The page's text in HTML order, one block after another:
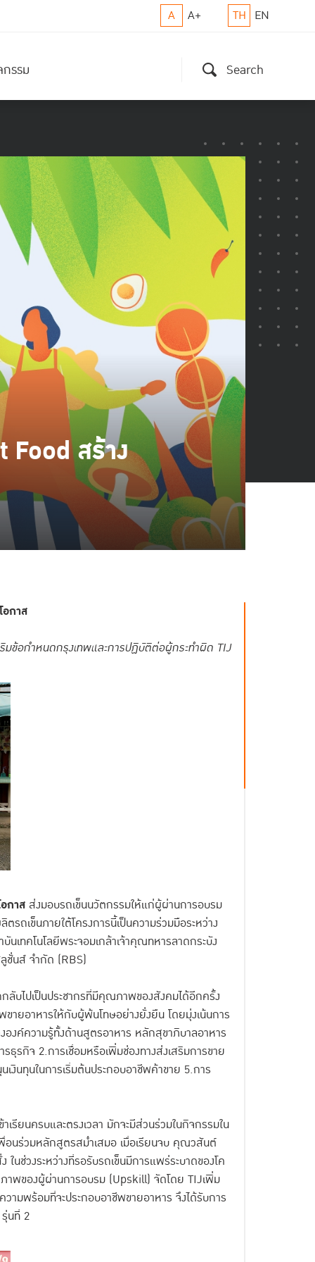
A A+ TH EN
รรม Search
สร้าง
อกาส
มข้อกำหนดกรุงเทพและการปฏิบัติต่อผู้กระทำผิด TIJ
กาส ส่งมอบรถเข็นนวัตกรรมให้แก่ผู้ผ่านการอบรม
เข็นภายใต้โครงการนี้เป็นความร่วมมือระหว่าง
เทคโนโลยีพระจอมเกล้าเจ้าคุณทหารลาดกระบัง
ชั่นส์ จำกัด (RBS)
ลับไปเป็นประชากรที่มีคุณภาพของสังคมได้อีกครั้ง
ายอาหารให้กับผู้พ้นโทษอย่างยั่งยืน โดยมุ่งเน้นการ
งค์ความรู้ทั้งด้านสูตรอาหาร หลักสุขาภิบาลอาหาร
รกิจ 2.การเชื่อมหรือเพิ่มช่องทางส่งเสริมการขาย
นทุนในการเริ่มต้นประกอบอาชีพค้าขาย 5.การ
ยนครบและตรงเวลา มักจะมีส่วนร่วมในกิจกรรมใน
นร่วมหลักสูตรสม่ำเสมอ เมื่อเรียนจบ คุณวสันต์
นช่วงระหว่างที่รอรับรถเข็นมีการแพร่ระบาดของโค
พของผู้ผ่านการอบรม (Upskill) จัดโดย TIJเพิ่ม
มพร้อมที่จะประกอบอาชีพขายอาหาร จึงได้รับการ
นที่ 2